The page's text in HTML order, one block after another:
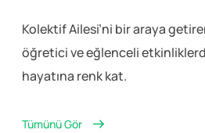
Kolektif Ailesi’ni bir araya
öğretici ve eğlenceli
hayatına renk kat.
Tümünü Gör